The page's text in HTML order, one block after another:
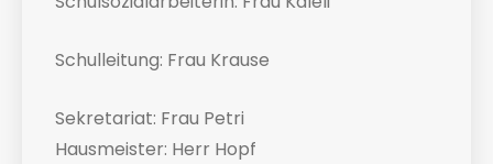
Schulleitung: Frau Krause
Sekretariat: Frau Petri
Hausmeister: Herr Hopf